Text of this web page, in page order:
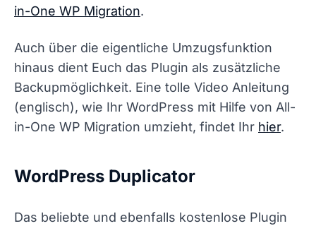
in-One WP Migration.
Auch über die eigentliche Umzugsfunktion
hinaus dient Euch das Plugin als zusätzliche
Backupmöglichkeit. Eine tolle Video Anleitung
(englisch), wie Ihr WordPress mit Hilfe von All-
in-One WP Migration umzieht, findet Ihr hier.
WordPress Duplicator
Das beliebte und ebenfalls kostenlose Plugin